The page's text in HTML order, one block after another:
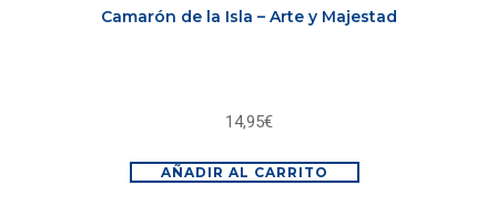
Camarón de la Isla – Arte y Majestad
14,95€
AÑADIR AL CARRITO